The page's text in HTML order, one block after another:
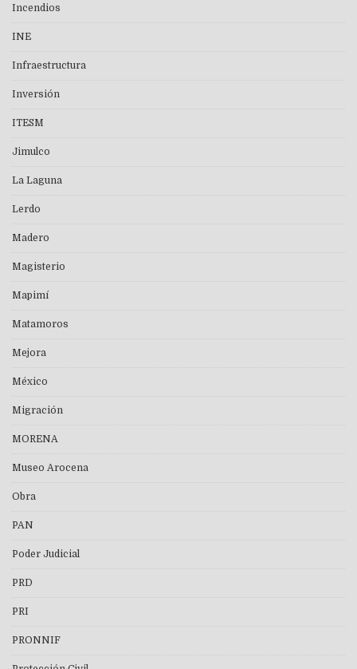
Incendios
INE
Infraestructura
Inversión
ITESM
Jimulco
La Laguna
Lerdo
Madero
Magisterio
Mapimí
Matamoros
Mejora
México
Migración
MORENA
Museo Arocena
Obra
PAN
Poder Judicial
PRD
PRI
PRONNIF